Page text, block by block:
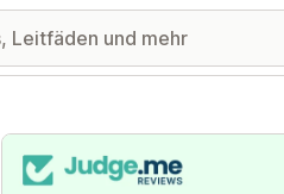
Vorgestellte Bildergalerie